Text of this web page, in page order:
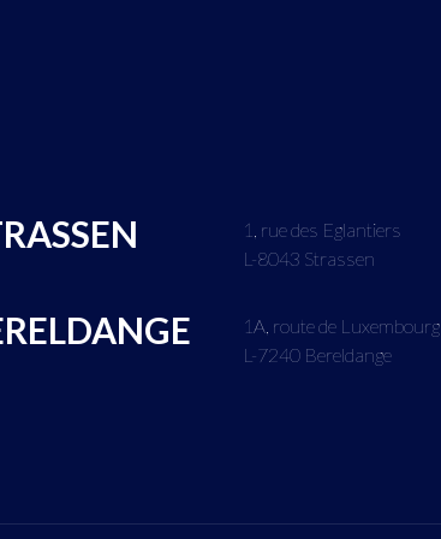
1, rue des Eglantiers
L-8043 Strassen
1A, route de Luxembourg
L-7240 Bereldange